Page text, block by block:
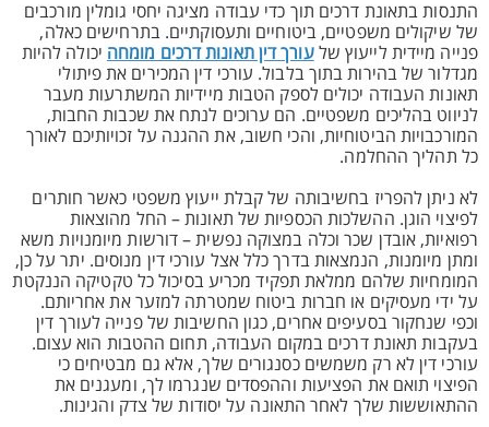
התנסות בתאונת דרכים תוך כדי עבודה מציגה יחסי גומלין מורכבים
של שיקולים משפטיים, ביטוחיים ותעסוקתיים. בתרחישים כאלה,
פנייה מיידית לייעוץ שלעורך דין תאונות דרכים מומחה יכולה להיות
מגדלור של בהירות בתוך בלבול. עורכי דין המכירים את פיתולי
תאונות העבודה יכולים לספק הטבות מיידיות המשתרעות מעבר
לניווט בהליכים משפטיים. הם ערוכים לנתח את שכבות החבות,
המורכבויות הביטוחיות, והכי חשוב, את ההגנה על זכויותיכם לאורך
כל תהליך ההחלמה.
לא ניתן להפריז בחשיבותה של קבלת ייעוץ משפטי כאשר חותרים
לפיצוי הוגן. ההשלכות הכספיות של תאונות – החל מהוצאות
רפואיות, אובדן שכר וכלה במצוקה נפשית – דורשות מיומנויות משא
ומתן מיומנות, הנמצאות בדרך כלל אצל עורכי דין מנוסים. יתר על כן,
המומחיות שלהם ממלאת תפקיד מכריע בסיכול כל טקטיקה הננקטת
על ידי מעסיקים או חברות ביטוח שמטרתה למזער את אחריותם.
וכפי שנחקור בסעיפים אחרים, כגון החשיבות של פנייה לעורך דין
בעקבות תאונת דרכים במקום העבודה, תחום ההטבות הוא עצום.
עורכי דין לא רק משמשים כסנגורים שלך, אלא גם מבטיחים כי
הפיצוי תואם את הפציעות וההפסדים שנגרמו לך, ומעגנים את
ההתאוששות שלך לאחר התאונה על יסודות של צדק והגינות.